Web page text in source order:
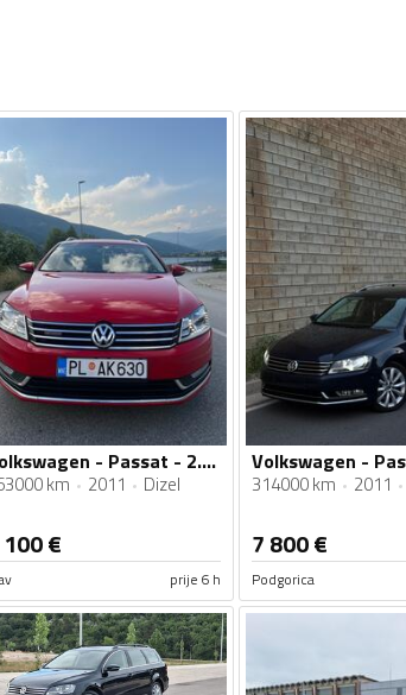
Volkswagen - Passat - 2.0 TDI 4motion
km 2011 Dizel
€
prije 6 h
314000 km 2011
7 800€
Podgorica